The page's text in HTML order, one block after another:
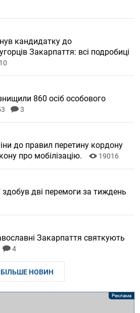
кандидатку до
Закарпаття: всі подробиці
10
860 осіб особового
3
до правил перетину кордону
про мобілізацію.
19016
дві перемоги за тиждень
Закарпаття святкують
4
БІЛЬШЕ НОВИН